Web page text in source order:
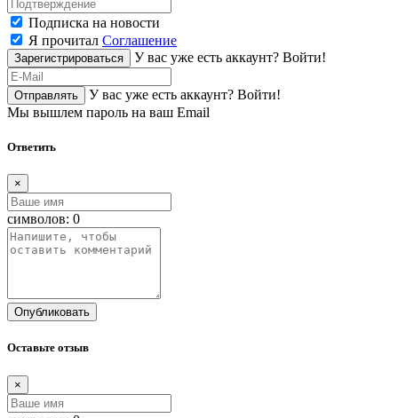
Подписка на новости
Я прочитал Соглашение
Зарегистрироваться У вас уже есть аккаунт? Войти!
Отправлять У вас уже есть аккаунт? Войти!
Мы вышлем пароль на ваш Email
Ответить
×
символов: 0
Опубликовать
Оставьте отзыв
×